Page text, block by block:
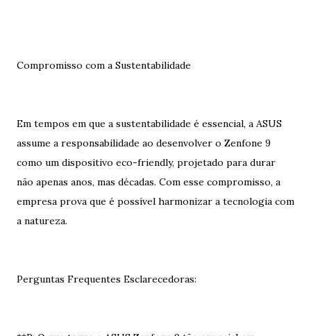
Compromisso com a Sustentabilidade
Em tempos em que a sustentabilidade é essencial, a ASUS
assume a responsabilidade ao desenvolver o Zenfone 9
como um dispositivo eco-friendly, projetado para durar
não apenas anos, mas décadas. Com esse compromisso, a
empresa prova que é possível harmonizar a tecnologia com
a natureza.
Perguntas Frequentes Esclarecedoras: